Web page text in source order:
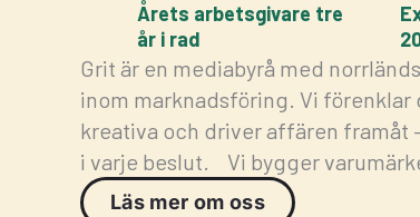
Årets arbetsgivare tre
år i rad
Grit är en mediabyrå med
inom marknadsföring. Vi
kreativa och driver affären framåt
i varje beslut. Vi bygger
Läs mer om oss